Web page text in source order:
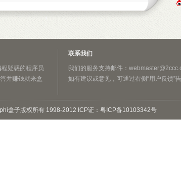
疑惑的程序员
并赚钱就来盒
联系我们
我们的服务支持邮件：
如有建议或意见，可通过右侧“用户反馈”
盒子版权所有 1998-2012 ICP证：粤ICP备10103342号